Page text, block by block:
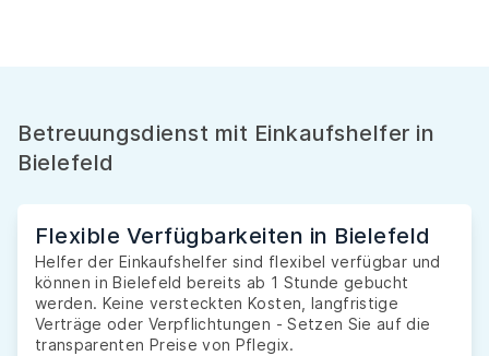
Betreuungsdienst mit Einkaufshelfer in
Bielefeld
Flexible Verfügbarkeiten in Bielefeld
Helfer der Einkaufshelfer sind flexibel verfügbar und
können in Bielefeld bereits ab 1 Stunde gebucht
werden. Keine versteckten Kosten, langfristige
Verträge oder Verpflichtungen - Setzen Sie auf die
transparenten Preise von Pflegix.